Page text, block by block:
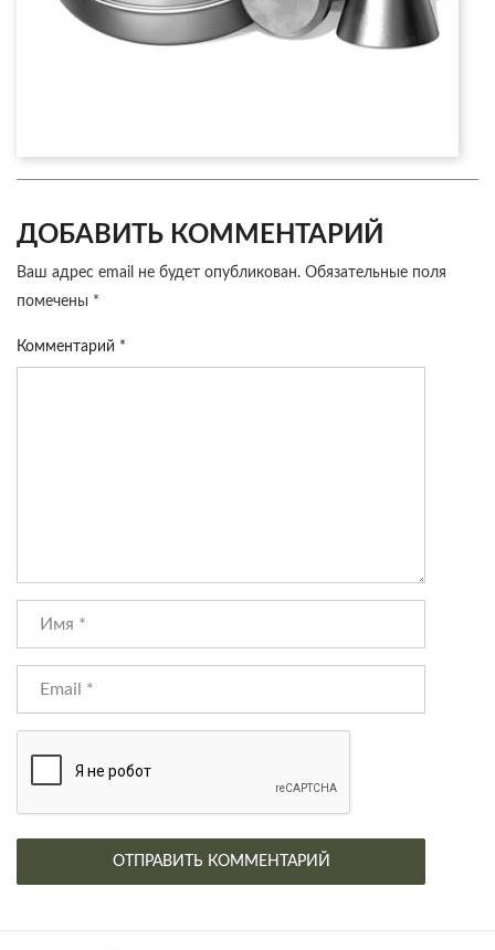
ДОБАВИТЬ КОММЕНТАРИЙ
Ваш адрес email не будет опубликован. Обязательные поля
помечены *
Комментарий *